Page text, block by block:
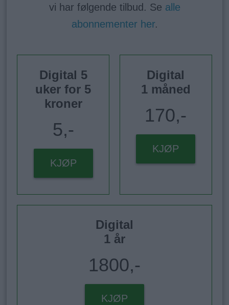
vi har følgende tilbud. Se alle
abonnementer her.
Digital 5
uker for 5
kroner
5,-
KJØP
Digital
1 måned
170,-
KJØP
Digital
1 år
1800,-
KJØP